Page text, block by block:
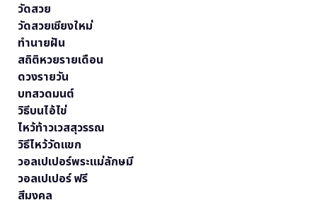
วัดสวย
วัดสวยเชียงใหม่
ทำนายฝัน
สถิติหวยรายเดือน
ดวงรายวัน
บทสวดมนต์
วิธีบนไอ้ไข่
ไหว้ท้าวเวสสุวรรณ
วิธีไหว้วัดแขก
วอลเปเปอร์พระแม่ลักษมี
วอลเปเปอร์ ฟรี
สีมงคล